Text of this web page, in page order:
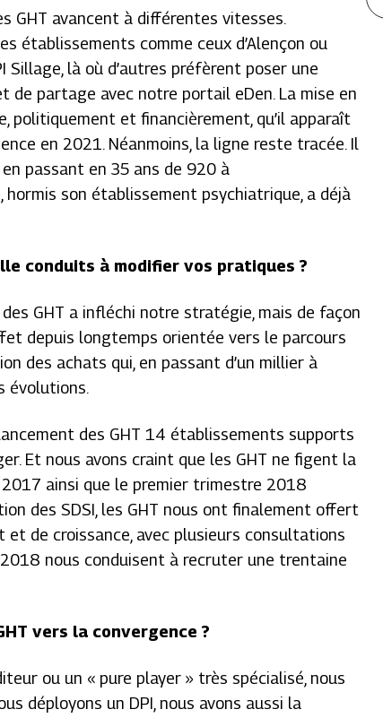
GHT avancent à différentes vitesses.
établissements comme ceux d’Alençon ou
Sillage, là où d’autres préfèrent poser une
de partage avec notre portail eDen. La mise en
politiquement et financièrement, qu’il apparaît
en 2021. Néanmoins, la ligne reste tracée. Il
passant en 35 ans de 920 à
hormis son établissement psychiatrique, a déjà
conduits à modifier vos pratiques ?
des GHT a infléchi notre stratégie, mais de façon
depuis longtemps orientée vers le parcours
des achats qui, en passant d’un millier à
évolutions.
des GHT 14 établissements supports
Et nous avons craint que les GHT ne figent la
ainsi que le premier trimestre 2018
des SDSI, les GHT nous ont finalement offert
de croissance, avec plusieurs consultations
nous conduisent à recruter une trentaine
vers la convergence ?
ou un « pure player » très spécialisé, nous
déployons un DPI, nous avons aussi la